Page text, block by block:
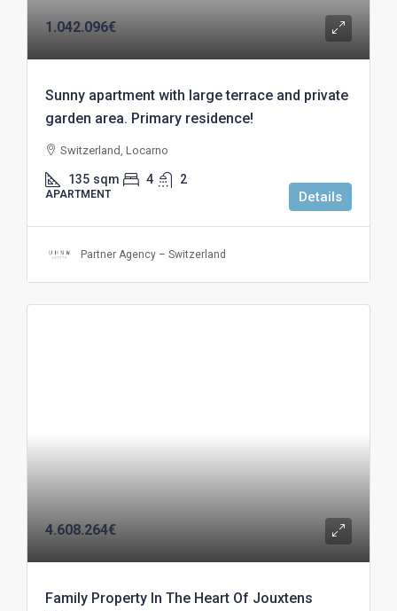
1.042.096€
Sunny apartment with large terrace and private
garden area. Primary residence!
Switzerland, Locarno
135 sqm 4 2
APARTMENT Details
Partner Agency – Switzerland
4.608.264€
Family Property In The Heart Of Jouxtens